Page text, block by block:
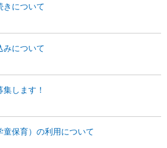
きについて
みについて
します！
保育）の利用について